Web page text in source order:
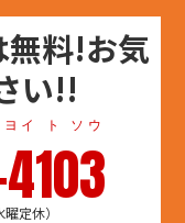
無料!お気
い!!
ト ソウ
定休）